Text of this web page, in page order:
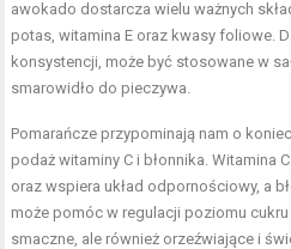
awokado dostarcza wielu ważnych
potas, witamina E oraz kwasy foliowe.
konsystencji, może być stosowane w
smarowidło do pieczywa.
Pomarańcze przypominają nam o
podaż witaminy C i błonnika. Witamina
oraz wspiera układ odpornościowy, a
może pomóc w regulacji poziomu
smaczne, ale również orzeźwiające i